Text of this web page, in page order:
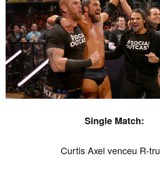
Single Match:
Curtis Axel venceu R-